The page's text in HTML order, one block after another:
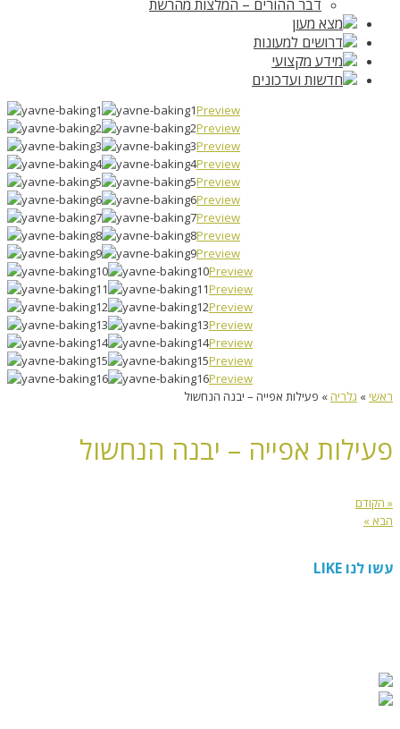
דבר ההורים – המלצות מהרשת
מצא מעון
דרושים למעונות
מידע מקצועי
חדשות ועדכונים
Preview
Preview
Preview
Preview
Preview
Preview
Preview
Preview
Preview
Preview
Preview
Preview
Preview
Preview
Preview
Preview
ראשי» גלריה» פעילות אפייה – יבנה הנחשול
פעילות אפייה – יבנה הנחשול
« הקודם
הבא »
עשו לנו LIKE